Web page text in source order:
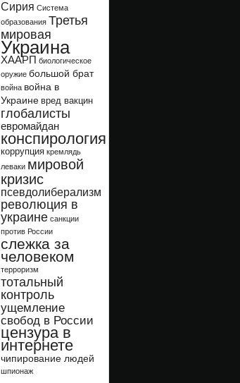
Сирия Система
образования Третья
мировая
Украина
ХААРП биологическое
оружие большой брат
война война в
Украине вред вакцин
глобалисты
евромайдан
конспирология
коррупция кремлядь
леваки мировой
кризис
псевдолиберализм
революция в
украине санкции
против России
слежка за
человеком
терроризм
тотальный
контроль
ущемление
свобод в России
цензура в
интернете
чипирование людей
шпионаж